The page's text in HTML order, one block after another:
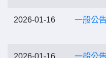
2026-01-16 一般公告
2026-01-16 一般公告